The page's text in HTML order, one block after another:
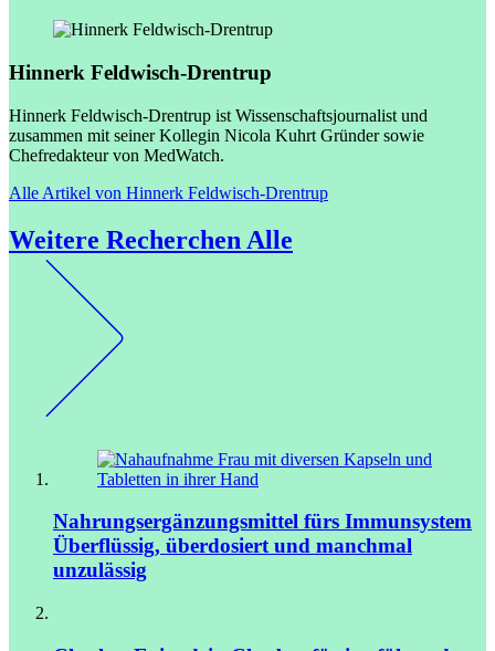
Hinnerk Feldwisch-Drentrup
Hinnerk Feldwisch-Drentrup ist Wissenschaftsjournalist und
zusammen mit seiner Kollegin Nicola Kuhrt Gründer sowie
Chefredakteur von MedWatch.
Alle Artikel von Hinnerk Feldwisch-Drentrup
Weitere Recherchen Alle
Nahrungsergänzungsmittel fürs Immunsystem
Überflüssig, überdosiert und manchmal
unzulässig